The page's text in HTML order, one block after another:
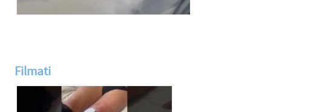
Filmati